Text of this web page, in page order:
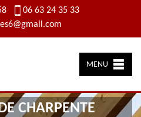
06 63 24 35 33
MENU
CHARPENTE